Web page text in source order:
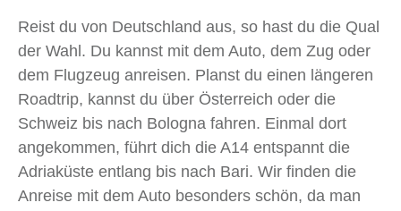
Reist du von Deutschland aus, so hast du die Qual
der Wahl. Du kannst mit dem Auto, dem Zug oder
dem Flugzeug anreisen. Planst du einen längeren
Roadtrip, kannst du über Österreich oder die
Schweiz bis nach Bologna fahren. Einmal dort
angekommen, führt dich die A14 entspannt die
Adriaküste entlang bis nach Bari. Wir finden die
Anreise mit dem Auto besonders schön, da man